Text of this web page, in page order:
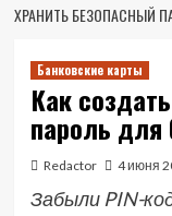
ХРАНИТЬ БЕЗОПАСНЫЙ
Банковские карты
Как
пароль для
Redactor 4 июня
Забыли PIN-